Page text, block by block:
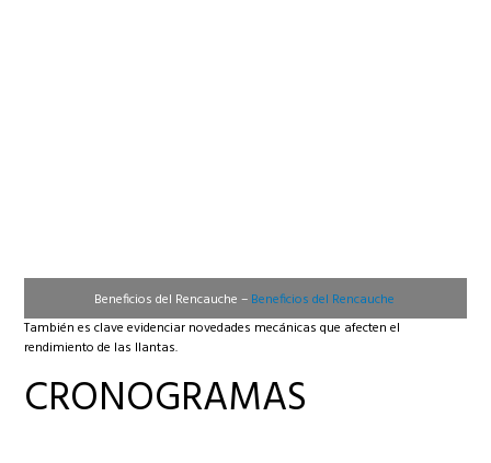
Beneficios del Rencauche – Beneficios del Rencauche
También es clave evidenciar novedades mecánicas que afecten el
rendimiento de las llantas.
CRONOGRAMAS